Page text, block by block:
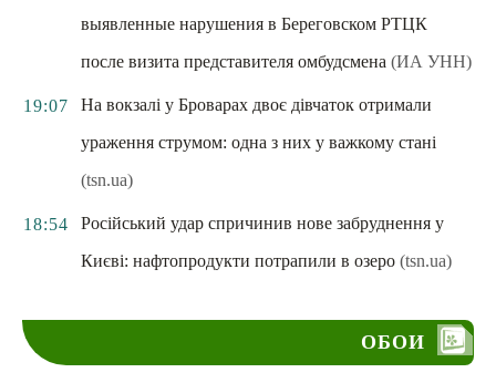
выявленные нарушения в Береговском РТЦК
после визита представителя омбудсмена (ИА УНН)
19:07
На вокзалі у Броварах двоє дівчаток отримали
ураження струмом: одна з них у важкому стані
(tsn.ua)
18:54
Російський удар спричинив нове забруднення у
Києві: нафтопродукти потрапили в озеро (tsn.ua)
ОБОИ